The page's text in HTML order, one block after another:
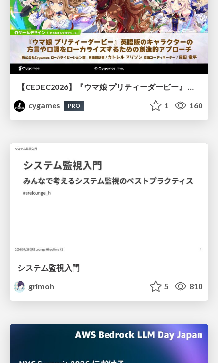
【CEDEC2026】『ウマ娘 プリティーダービー』 英語版のキャラクターの方言や口調をローカライズするための創造的アプローチ
cygames
PRO 1 160
システム監視入門
grimoh
5 810